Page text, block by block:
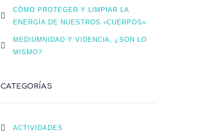
CÓMO PROTEGER Y LIMPIAR LA
ENERGÍA DE NUESTROS «CUERPOS»
MEDIUMNIDAD Y VIDENCIA, ¿SON LO
MISMO?
CATEGORÍAS
ACTIVIDADES